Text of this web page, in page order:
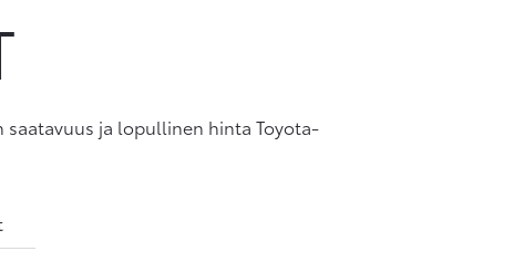
saatavuus ja lopullinen hinta Toyota-